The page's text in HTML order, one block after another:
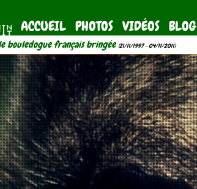
ACCUEIL PHOTOS VIDÉOS BLOG
bouledogue français bringée (21/11/1997 - 04/11/2011)